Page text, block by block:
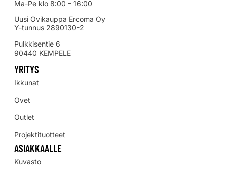
Ma-Pe klo 8:00 – 16:00
Uusi Ovikauppa Ercoma Oy
Y-tunnus 2890130-2
Pulkkisentie 6
90440 KEMPELE
YRITYS
Ikkunat
Ovet
Outlet
Projektituotteet
ASIAKKAALLE
Kuvasto